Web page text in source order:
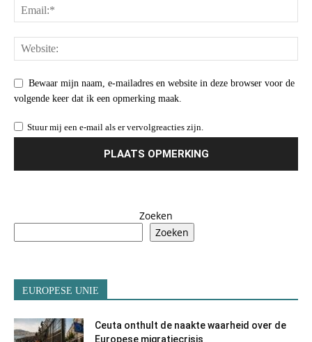
Bewaar mijn naam, e-mailadres en website in deze browser voor de
volgende keer dat ik een opmerking maak.
Stuur mij een e-mail als er vervolgreacties zijn.
Zoeken
Zoeken
EUROPESE UNIE
Ceuta onthult de naakte waarheid over de
Europese migratiecrisis